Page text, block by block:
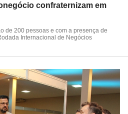
confraternizam em
de 200 pessoas e com a presença de
Internacional de Negócios